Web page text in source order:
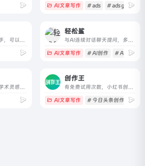
AI文章写作 # ads # ads
在线Ai智能写作助手，可以轻易地一键生成ideas、博客、计划、报告、简历、招聘启事、故事、口号、笑话，甚至歌词 ，还可以用于翻译、语法检测和代码修复
轻松鲨
与AI连续对话聊天提问，多场景50+文案写作模板，AI智能生成思维导图
AI文章写作 # AI创作 # Ai文案
输入论文关键词，学术灵感AI网站帮你选期刊、写摘要、综述和生成标题。
创作王
有免费试用次数，小红书创作、今日头条创作、知乎问答创作
AI文章写作 # 今日头条创作 # 创